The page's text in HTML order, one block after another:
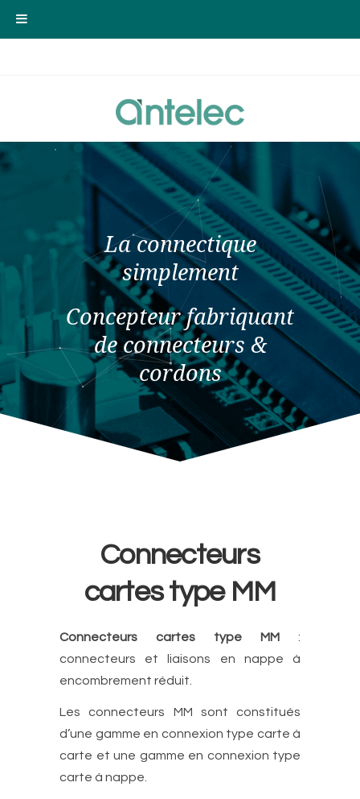
La connectique
simplement
Concepteur fabriquant
de connecteurs &
cordons
Connecteurs
cartes type MM
Connecteurs cartes type MM :
connecteurs et liaisons en nappe à
encombrement réduit.
Les connecteurs MM sont constitués
d’une gamme en connexion type carte à
carte et une gamme en connexion type
carte à nappe.